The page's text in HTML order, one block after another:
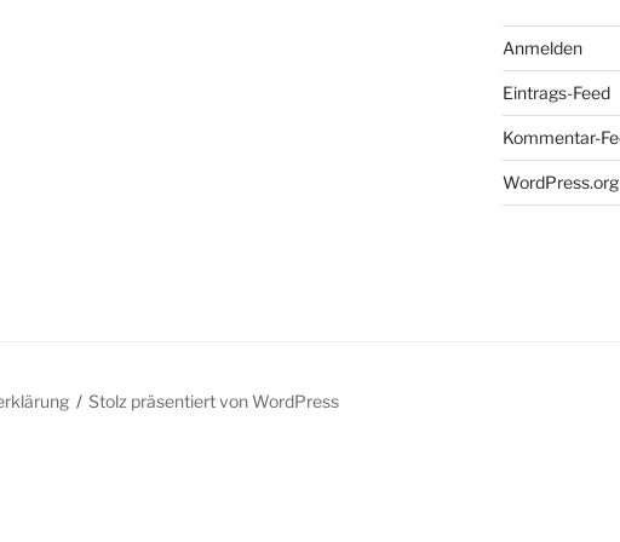
Anmelden
Eintrags-Feed
Kommentar-
WordPress.org
Stolz präsentiert von WordPress